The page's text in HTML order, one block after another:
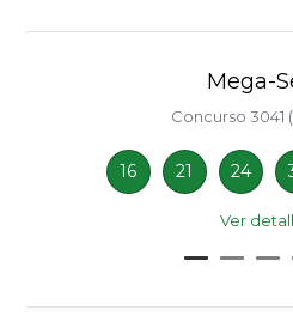
Mega-
Concurso 3041
16 21 24
Ver